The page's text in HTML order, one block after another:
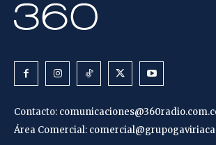
Contacto:
Área Comercial: